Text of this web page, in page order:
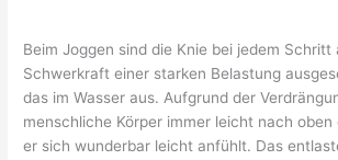
Beim Joggen sind die Knie bei jedem Schritt
Schwerkraft einer starken Belastung
das im Wasser aus. Aufgrund der
menschliche Körper immer leicht nach
er sich wunderbar leicht anfühlt. Das